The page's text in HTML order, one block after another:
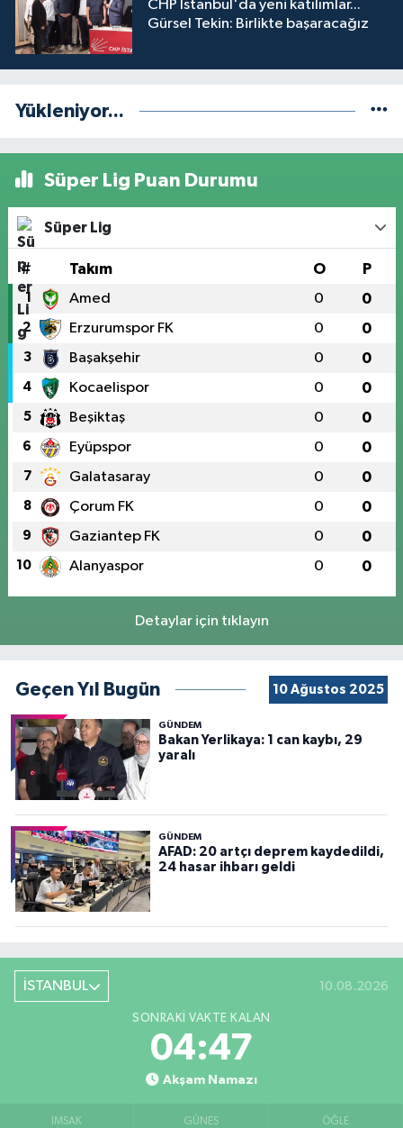
CHP İstanbul'da yeni katılımlar...
Gürsel Tekin: Birlikte başaracağız
Yükleniyor...
Süper Lig Puan Durumu
Süper Lig
# Takım O P
1 Amed 0 0
2 Erzurumspor FK 0 0
3 Başakşehir 0 0
4 Kocaelispor 0 0
5 Beşiktaş 0 0
6 Eyüpspor 0 0
7 Galatasaray 0 0
8 Çorum FK 0 0
9 Gaziantep FK 0 0
10 Alanyaspor 0 0
Detaylar için tıklayın
Geçen Yıl Bugün 10 Ağustos 2025
GÜNDEM
Bakan Yerlikaya: 1 can kaybı, 29
yaralı
GÜNDEM
AFAD: 20 artçı deprem kaydedildi,
24 hasar ihbarı geldi
İSTANBUL 10.08.2026
SONRAKI VAKTE KALAN
04:45
Akşam Namazı
İMSAK GÜNEŞ ÖĞLE